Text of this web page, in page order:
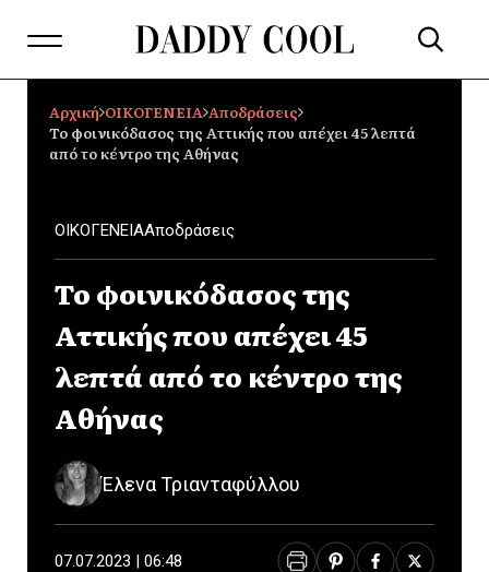
Αρχική ΟΙΚΟΓΕΝΕΙΑ Αποδράσεις
Το φοινικόδασος της Αττικής που απέχει 45 λεπτά
από το κέντρο της Αθήνας
ΟΙΚΟΓΕΝΕΙΑΑποδράσεις
Το φοινικόδασος της
Αττικής που απέχει 45
λεπτά από το κέντρο της
Αθήνας
Έλενα Τριανταφύλλου
07.07.2023 | 06:48